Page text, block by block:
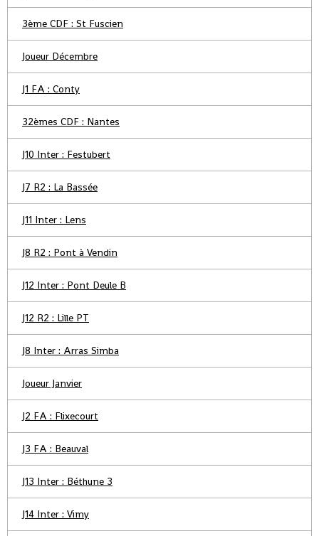
3ème CDF : St Fuscien
Joueur Décembre
J1 FA : Conty
32èmes CDF : Nantes
J10 Inter : Festubert
J7 R2 : La Bassée
J11 Inter : Lens
J8 R2 : Pont à Vendin
J12 Inter : Pont Deule B
J12 R2 : Lille PT
J8 Inter : Arras Simba
Joueur Janvier
J2 FA : Flixecourt
J3 FA : Beauval
J13 Inter : Béthune 3
J14 Inter : Vimy